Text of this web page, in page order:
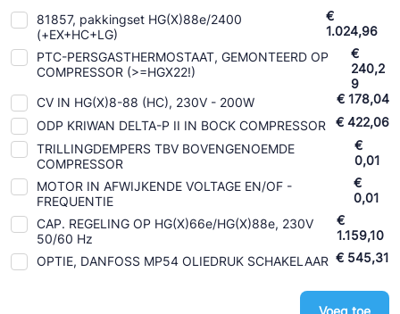
81857, pakkingset HG(X)88e/2400
(+EX+HC+LG)
€
1.024,96
PTC-PERSGASTHERMOSTAAT, GEMONTEERD OP
COMPRESSOR (>=HGX22!)
€
240,2
9
CV IN HG(X)8-88 (HC), 230V - 200W
€ 178,04
ODP KRIWAN DELTA-P II IN BOCK COMPRESSOR
€ 422,06
TRILLINGDEMPERS TBV BOVENGENOEMDE
COMPRESSOR
€
0,01
MOTOR IN AFWIJKENDE VOLTAGE EN/OF -
FREQUENTIE
€
0,01
CAP. REGELING OP HG(X)66e/HG(X)88e, 230V
50/60 Hz
€
1.159,10
OPTIE, DANFOSS MP54 OLIEDRUK SCHAKELAAR € 545,31
Voeg toe